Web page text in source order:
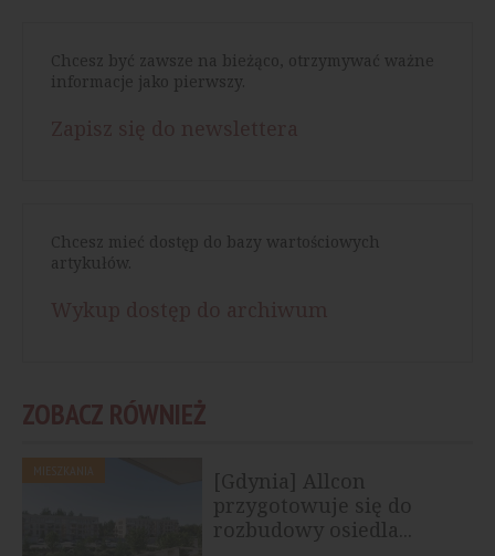
Chcesz być zawsze na bieżąco, otrzymywać ważne
informacje jako pierwszy.
Chcesz mieć dostęp do bazy wartościowych
artykułów.
ZOBACZ RÓWNIEŻ
[Gdynia] Allcon
przygotowuje się do
rozbudowy osiedla...